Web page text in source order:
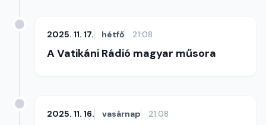
2025. 11. 17. hétfő 21:08
A Vatikáni Rádió magyar műsora
2025. 11. 16. vasárnap 21:08